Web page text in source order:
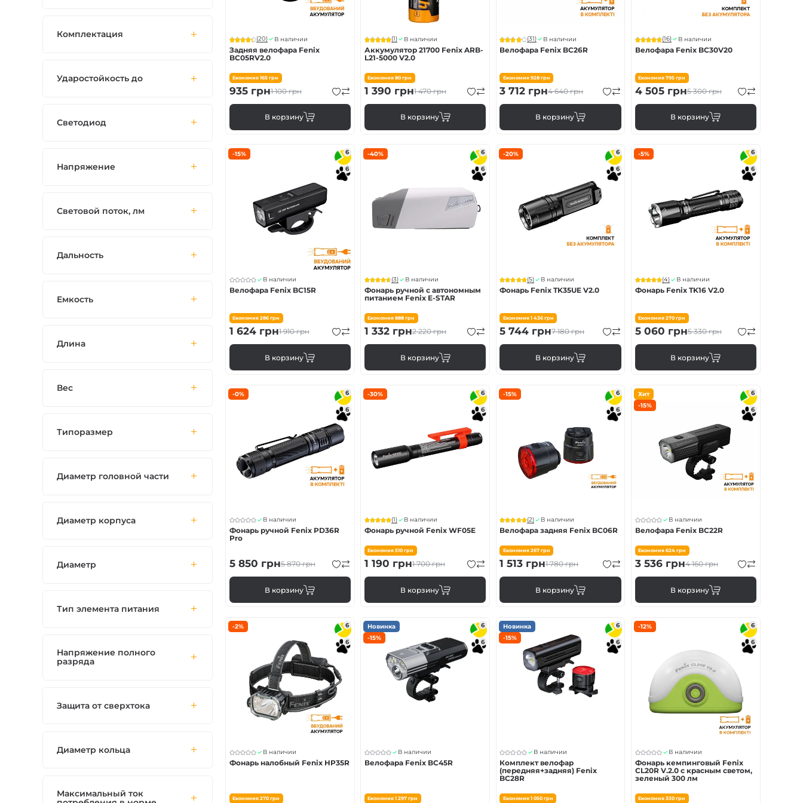
(20) В наличии
Задняя велофара Fenix
BC05RV2.0
Економия165 грн
1 100грн
935грн
В корзину
(1) В наличии
Аккумулятор 21700 Fenix ARB-
L21-5000 V2.0
Економия80 грн
1 470грн
1 390 грн
В корзину
(31) В наличии
Велофара Fenix BC26R
Економия 928грн
4 640грн
3 712 грн
В корзину
(16) В наличии
Велофара Fenix BC30V20
Економия795 грн
5 300грн
4 505грн
В корзину
-15% 6
6
В наличии
Велофара Fenix BC15R
Економия286 грн
1 910грн
1 624грн
В корзину
-40% 6
6
(3) В наличии
Фонарь ручной с автономным
питанием Fenix E-STAR
Економия888 грн
2 220грн
1 332грн
В корзину
-20% 6
6
(5) В наличии
Фонарь Fenix TK35UE V2.0
Економия 1 436грн
7 180грн
5 744 грн
В корзину
-5% 6
6
(4) В наличии
Фонарь Fenix TK16 V2.0
Економия270 грн
5 330грн
5 060 грн
В корзину
-0% 6
6
В наличии
Фонарь ручной Fenix PD36R
Pro
5 870грн
5 850 грн
В корзину
-30% 6
6
(1) В наличии
Фонарь ручной Fenix ​​WF05E
Економия510 грн
1 700грн
1 190 грн
В корзину
-15% 6
6
(2) В наличии
Велофара задняя Fenix ​​BC06R
Економия 267грн
1 780грн
1 513 грн
В корзину
Хит
-15%
6
6
В наличии
Велофара Fenix BC22R
Економия624 грн
4 160грн
3 536грн
В корзину
-2% 6
6
В наличии
Фонарь налобный Fenix ​​HP35R
Економия270 грн
Новинка
-15%
6
6
В наличии
Велофара Fenix BC45R
Економия1 297 грн
Новинка
-15%
6
6
В наличии
Комплект велофар
(передняя+задняя) Fenix
BC28R
Економия 1 050грн
-12% 6
6
В наличии
Фонарь кемпинговый Fenix
CL20R V.2.0 с красным светом,
зеленый 300 лм
Економия330 грн
Комплектация
Ударостойкость до
Светодиод
Напряжение
Световой поток, лм
Дальность
Емкость
Длина
Вес
Типоразмер
Диаметр головной части
Диаметр корпуса
Диаметр
Тип элемента питания
Напряжение полного
разряда
Защита от сверхтока
Диаметр кольца
Максимальный ток